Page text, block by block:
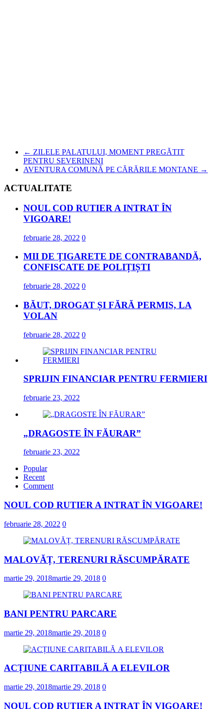
← ZILELE PALATULUI, MOMENT PREGĂTIT
PENTRU SEVERINENI
AVENTURA COMUNĂ PE CĂRĂRILE MONTANE →
ACTUALITATE
NOUL COD RUTIER A INTRAT ÎN
VIGOARE!
februarie 28, 2022 0
MII DE ȚIGARETE DE CONTRABANDĂ,
CONFISCATE DE POLIȚIȘTI
februarie 28, 2022 0
BĂUT, DROGAT ȘI FĂRĂ PERMIS, LA
VOLAN
februarie 28, 2022 0
SPRIJIN FINANCIAR PENTRU FERMIERI
februarie 23, 2022
„DRAGOSTE ÎN FĂURAR”
februarie 23, 2022
Popular
Recent
Comment
NOUL COD RUTIER A INTRAT ÎN VIGOARE!
februarie 28, 2022 0
MALOVĂȚ, TERENURI RĂSCUMPĂRATE
martie 29, 2018martie 29, 2018 0
BANI PENTRU PARCARE
martie 29, 2018martie 29, 2018 0
ACȚIUNE CARITABILĂ A ELEVILOR
martie 29, 2018martie 29, 2018 0
NOUL COD RUTIER A INTRAT ÎN VIGOARE!